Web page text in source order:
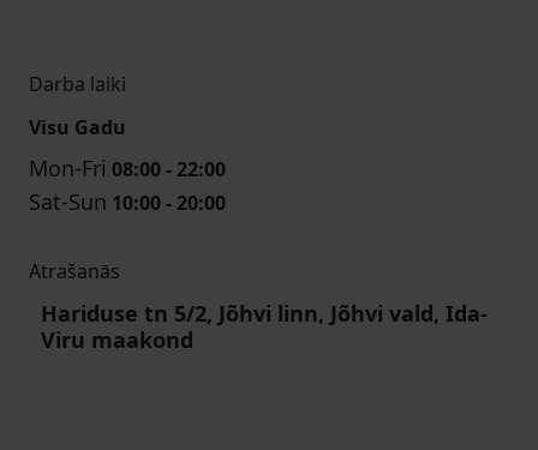
Darba laiki
Visu Gadu
Mon-Fri 08:00 - 22:00
Sat-Sun 10:00 - 20:00
Atrašanās
Hariduse tn 5/2, Jõhvi linn, Jõhvi vald, Ida-
Viru maakond